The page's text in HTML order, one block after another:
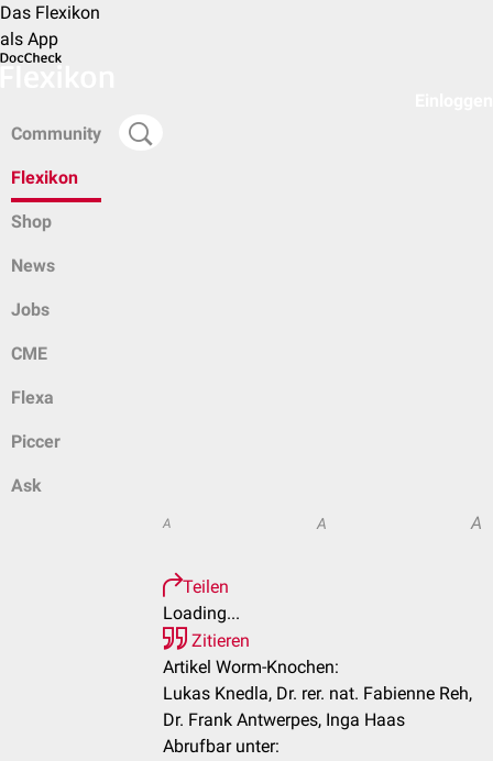
Das Flexikon
als App
Community
Flexikon
Shop
News
Jobs
CME
Flexa
Piccer
Ask
A A A
Teilen
Loading...
Zitieren
Artikel Worm-Knochen:
Lukas Knedla, Dr. rer. nat. Fabienne Reh,
Dr. Frank Antwerpes, Inga Haas
Abrufbar unter: